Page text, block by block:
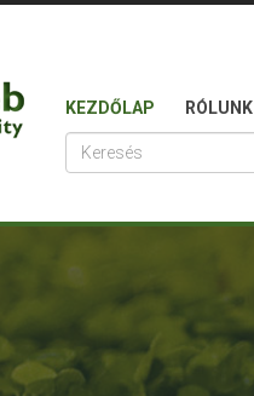
KEZDŐLAP RÓLUNK